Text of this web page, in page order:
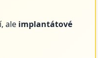
ale implantátové